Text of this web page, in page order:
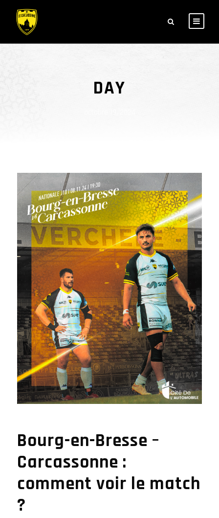
DAY
Bourg-en-Bresse –
Carcassonne :
comment voir le match
?